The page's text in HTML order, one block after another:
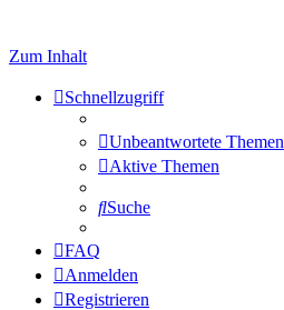
Zum Inhalt
Schnellzugriff
Unbeantwortete Themen
Aktive Themen
Suche
FAQ
Anmelden
Registrieren